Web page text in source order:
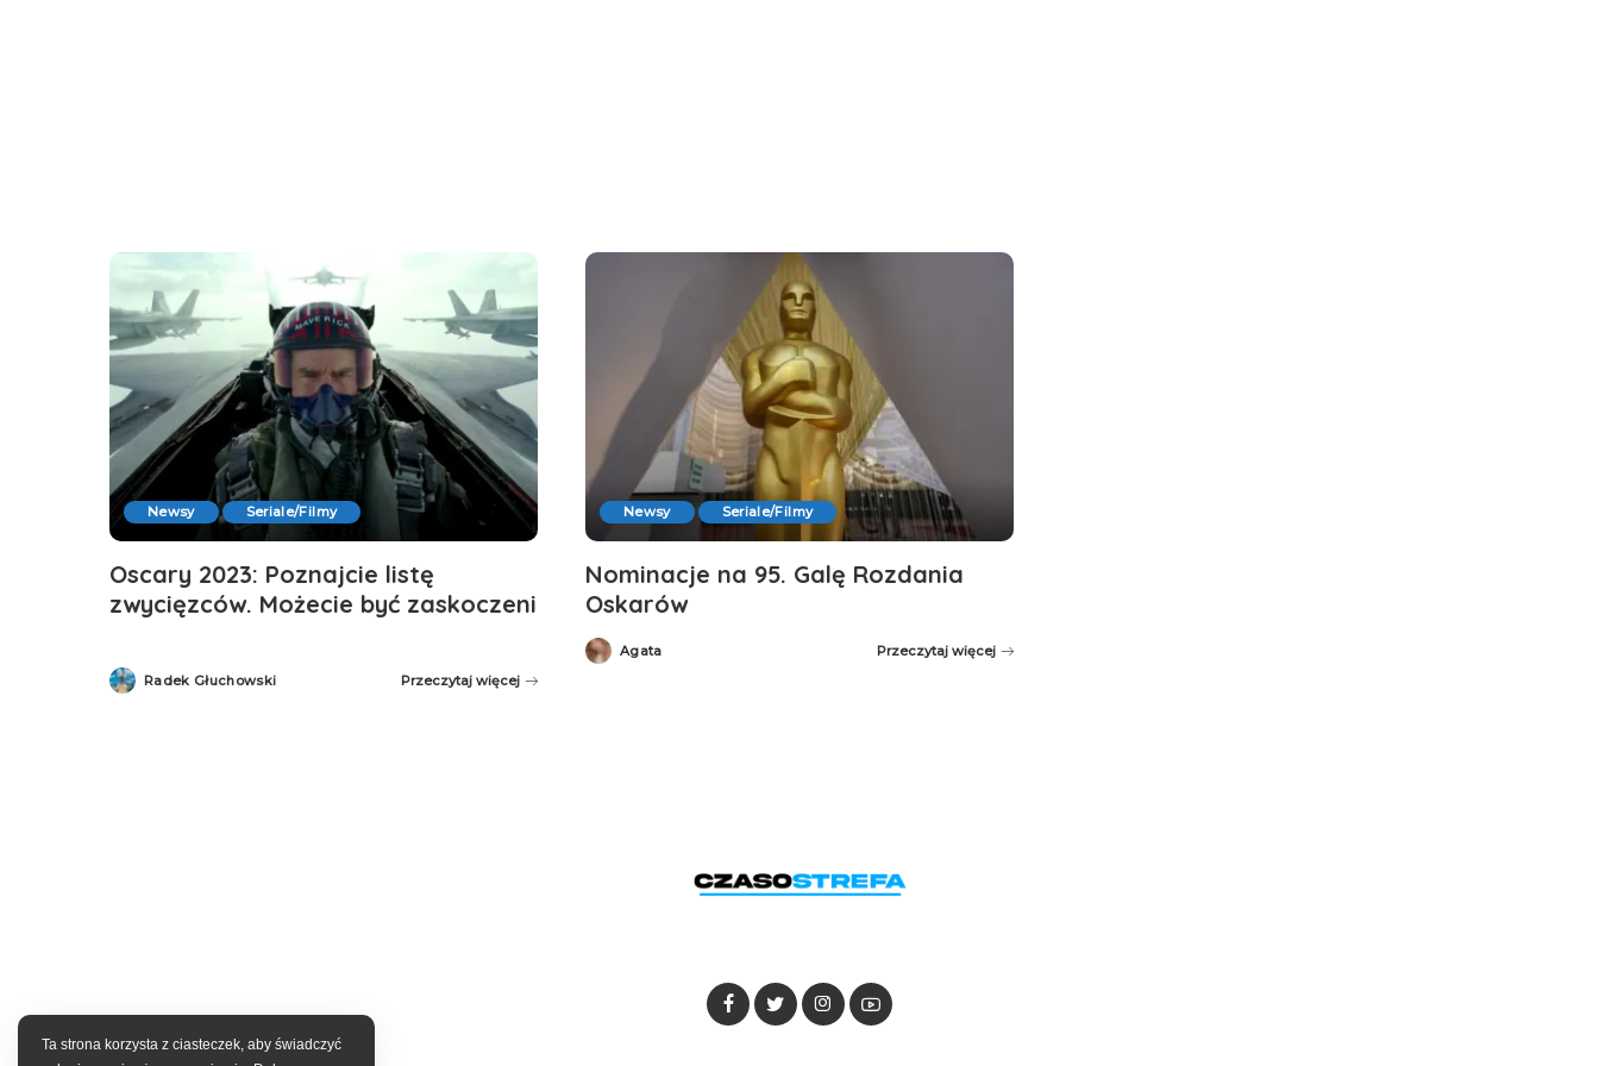
Newsy Seriale/Filmy
Oscary 2023: Poznajcie listę
zwycięzców. Możecie być zaskoczeni
Posted
by
Radek Głuchowski Przeczytaj więcej
Newsy Seriale/Filmy
Nominacje na 95. Galę Rozdania
Oskarów
Posted
by
Agata Przeczytaj więcej
Ta strona korzysta z ciasteczek, aby świadczyć